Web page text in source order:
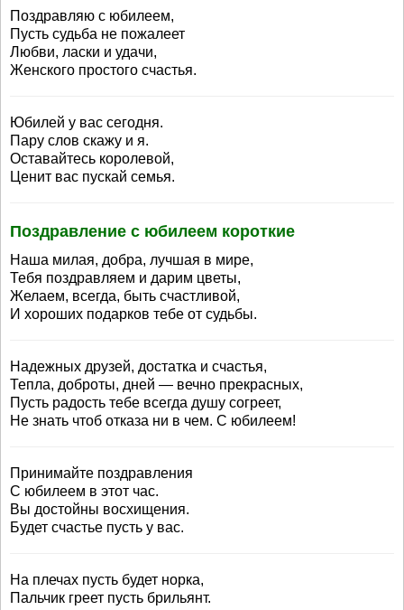
Поздравляю с юбилеем,
Пусть судьба не пожалеет
Любви, ласки и удачи,
Женского простого счастья.
Юбилей у вас сегодня.
Пару слов скажу и я.
Оставайтесь королевой,
Ценит вас пускай семья.
Поздравление с юбилеем короткие
Наша милая, добра, лучшая в мире,
Тебя поздравляем и дарим цветы,
Желаем, всегда, быть счастливой,
И хороших подарков тебе от судьбы.
Надежных друзей, достатка и счастья,
Тепла, доброты, дней — вечно прекрасных,
Пусть радость тебе всегда душу согреет,
Не знать чтоб отказа ни в чем. С юбилеем!
Принимайте поздравления
С юбилеем в этот час.
Вы достойны восхищения.
Будет счастье пусть у вас.
На плечах пусть будет норка,
Пальчик греет пусть брильянт.